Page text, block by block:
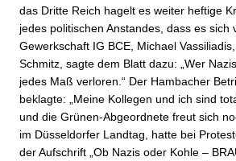
das Dritte Reich hagelt es weiter heftige
jedes politischen Anstandes, dass es
Gewerkschaft IG BCE, Michael
Schmitz, sagte dem Blatt dazu: „Wer
jedes Maß verloren.“ Der Hambacher
beklagte: „Meine Kollegen und ich sind
und die Grünen-Abgeordnete freut sich
im Düsseldorfer Landtag, hatte bei
der Aufschrift „Ob Nazis oder Kohle –